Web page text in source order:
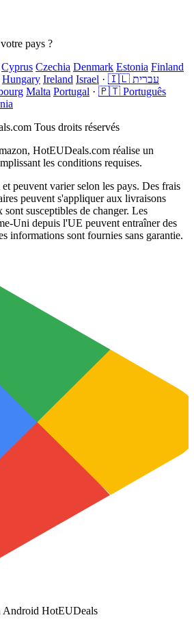
pays ?
Cyprus Czechia Denmark Estonia Finland
Hungary Ireland Israel ·
🇮🇱 עברית
Malta Portugal · 🇵🇹 Português
Tous droits réservés
HotEUDeals.com réalise un
les conditions requises.
peuvent varier selon les pays. Des frais
peuvent s'appliquer aux livraisons
susceptibles de changer. Les
Uni depuis l'UE peuvent entraîner des
informations sont fournies sans garantie.
Android HotEUDeals